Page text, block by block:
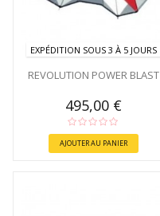
EXPÉDITION SOUS 3 À 5 JOURS
REVOLUTION POWER BLAST
495,00 €
AJOUTER AU PANIER